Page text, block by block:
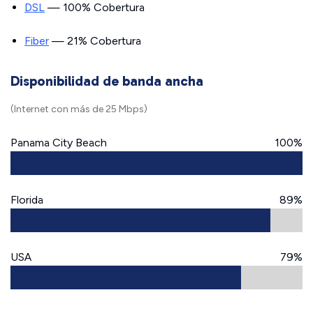
DSL — 100% Cobertura
Fiber — 21% Cobertura
Disponibilidad de banda ancha
(Internet con más de 25 Mbps)
Panama City Beach 100%
Florida 89%
USA 79%